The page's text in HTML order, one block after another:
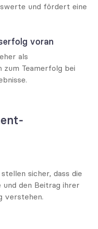
und fördert eine
voran
als
Teamerfolg bei
sicher, dass die
den Beitrag ihrer
verstehen.